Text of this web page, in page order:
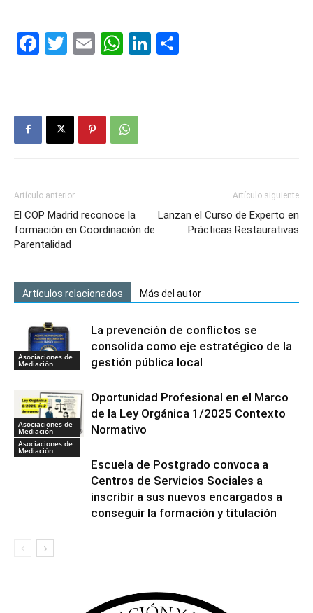
Facebook
Twitter
EmailWhatsApp
LinkedIn
Artículo anterior
El COP Madrid reconoce la
formación en Coordinación de
Parentalidad
Artículo siguiente
Lanzan el Curso de Experto en
Prácticas Restaurativas
Artículos relacionados Más del autor
Asociaciones de
Mediación
La prevención de conflictos se
consolida como eje estratégico de la
gestión pública local
Asociaciones de
Mediación
Oportunidad Profesional en el Marco
de la Ley Orgánica 1/2025 Contexto
Normativo
Asociaciones de
Mediación
Escuela de Postgrado convoca a
Centros de Servicios Sociales a
inscribir a sus nuevos encargados a
conseguir la formación y titulación